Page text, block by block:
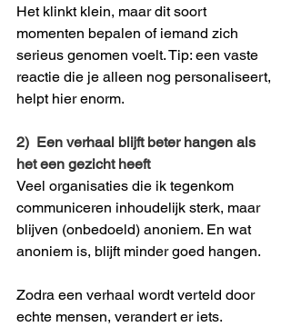
Het klinkt klein, maar dit soort
momenten bepalen of iemand zich
serieus genomen voelt. Tip: een vaste
reactie die je alleen nog personaliseert,
helpt hier enorm.
2)  Een verhaal blijft beter hangen als
het een gezicht heeft
Veel organisaties die ik tegenkom
communiceren inhoudelijk sterk, maar
blijven (onbedoeld) anoniem. En wat
anoniem is, blijft minder goed hangen.
Zodra een verhaal wordt verteld door
echte mensen, verandert er iets.